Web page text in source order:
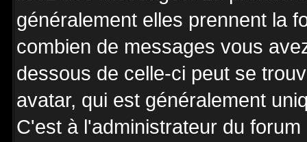
généralement elles prennent la
combien de messages vous
dessous de celle-ci peut se
avatar, qui est généralement
C'est à l'administrateur du